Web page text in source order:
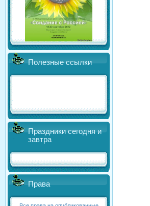
Полезные ссылки
Праздники сегодня и
завтра
Права